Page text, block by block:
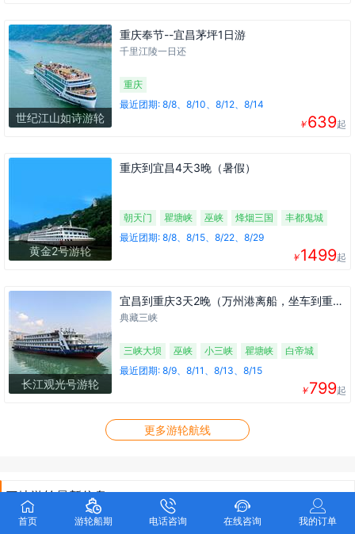
世纪江山如诗游轮
重庆奉节--宜昌茅坪1日游
千里江陵一日还
重庆
最近团期: 8/8、8/10、8/12、8/14
￥639起
黄金2号游轮
重庆到宜昌4天3晚（暑假）
朝天门 瞿塘峡 巫峡 烽烟三国
丰都鬼城
白帝城
小三峡 三峡大坝 升船机
最近团期: 8/8、8/15、8/22、8/29
￥1499起
长江观光号游轮
宜昌到重庆3天2晚（万州港离船，坐车到重庆市中心结束）
典藏三峡
三峡大坝 巫峡 小三峡 瞿塘峡
白帝城
丰都鬼城
最近团期: 8/9、8/11、8/13、8/15
￥799起
更多游轮航线
三峡游轮最新信息

首页

游轮船期

电话咨询

在线咨询

我的订单